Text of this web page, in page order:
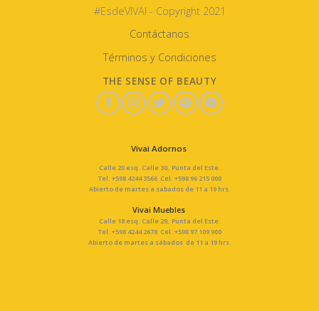
#EsdeVIVAI - Copyright 2021
Contáctanos
Términos y Condiciones
THE SENSE OF BEAUTY
Vivai Adornos
Calle 20 esq. Calle 30, Punta del Este.
Tel: +598 4244 3566 Cel: +598 96 215 000
Abierto de martes a sabados de 11 a 19 hrs.
Vivai Muebles
Calle 18 esq. Calle 29, Punta del Este.
Tel: +598 4244 2678 Cel: +598 97 109 900
Abierto de martes a sábados de 11 a 19 hrs.